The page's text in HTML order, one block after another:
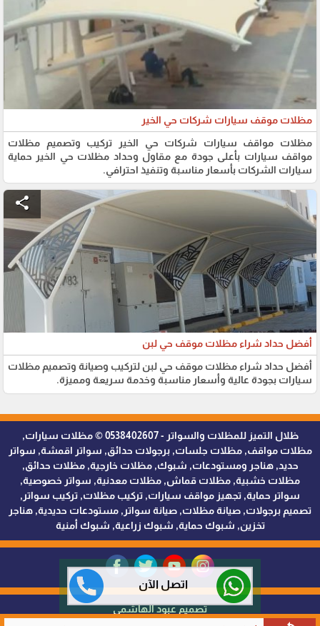
اتصل الآن
مظلات موقف سيارات شركات حي الخير
مظلات مواقف سيارات شركات حي الخير تركيب وتصميم مظلات
مواقف سيارات بأعلى جودة مع مقاول وحداد مظلات حي الخير حماية
سيارات الشركات بأسعار مناسبة وتنفيذ احترافي.
share
أفضل حداد شراء مظلات موقف حي لبن
أفضل حداد شراء مظلات موقف حي لبن لتركيب وصيانة وتصميم مظلات
سيارات بجودة عالية وأسعار مناسبة وخدمة سريعة ومميزة.
ظلال التميز للمظلات والسواتر - 0538402607 © مظلات سيارات,
مظلات مواقف, مظلات جلسات, برجولات حدائق, سواتر اقمشة, سواتر
حديد, هناجر ومستودعات, شبوك, مظلات خارجية, مظلات حدائق,
مظلات خشبية, مظلات قماش, مظلات معدنية, سواتر خصوصية,
سواتر حماية, تجهيز مواقف سيارات, تركيب مظلات, تركيب سواتر,
تصميم برجولات, صيانة مظلات, صيانة سواتر, مستودعات حديدية, هناجر
تخزين, شبوك حماية, شبوك زراعية, شبوك أمنية
تصميم عبود الهاشمي